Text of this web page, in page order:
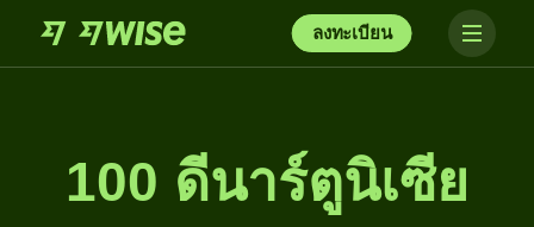
ลงทะเบียน
100 ดีนาร์ตูนิเซีย